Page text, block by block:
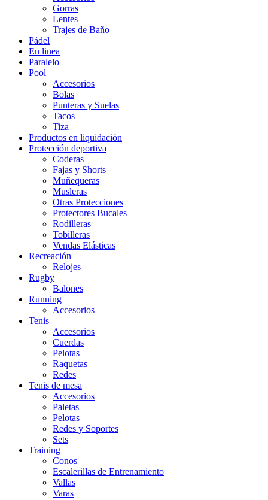
Gorras
Lentes
Trajes de Baño
Pádel
En linea
Paralelo
Pool
Accesorios
Bolas
Punteras y Suelas
Tacos
Tiza
Productos en liquidación
Protección deportiva
Coderas
Fajas y Shorts
Muñequeras
Musleras
Otras Protecciones
Protectores Bucales
Rodilleras
Tobilleras
Vendas Elásticas
Recreación
Relojes
Rugby
Balones
Running
Accesorios
Tenis
Accesorios
Cuerdas
Pelotas
Raquetas
Redes
Tenis de mesa
Accesorios
Paletas
Pelotas
Redes y Soportes
Sets
Training
Conos
Escalerillas de Entrenamiento
Vallas
Varas